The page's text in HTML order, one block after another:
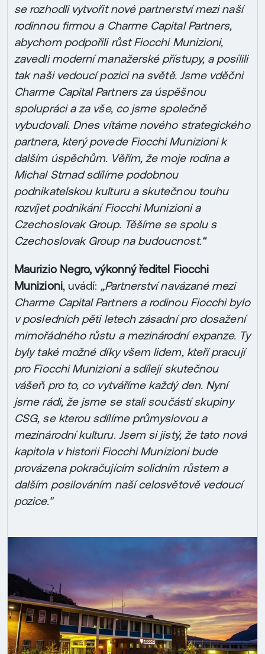
se rozhodli vytvořit nové partnerství mezi naší
rodinnou firmou a Charme Capital Partners,
abychom podpořili růst Fiocchi Munizioni,
zavedli moderní manažerské přístupy, a posílili
tak naši vedoucí pozici na světě. Jsme vděčni
Charme Capital Partners za úspěšnou
spolupráci a za vše, co jsme společně
vybudovali. Dnes vítáme nového strategického
partnera, který povede Fiocchi Munizioni k
dalším úspěchům. Věřím, že moje rodina a
Michal Strnad sdílíme podobnou
podnikatelskou kulturu a skutečnou touhu
rozvíjet podnikání Fiocchi Munizioni a
Czechoslovak Group. Těšíme se spolu s
Czechoslovak Group na budoucnost.“
Maurizio Negro, výkonný ředitel Fiocchi
Munizioni, uvádí: „Partnerství navázané mezi
Charme Capital Partners a rodinou Fiocchi bylo
v posledních pěti letech zásadní pro dosažení
mimořádného růstu a mezinárodní expanze. Ty
byly také možné díky všem lidem, kteří pracují
pro Fiocchi Munizioni a sdílejí skutečnou
vášeň pro to, co vytváříme každý den. Nyní
jsme rádi, že jsme se stali součástí skupiny
CSG, se kterou sdílíme průmyslovou a
mezinárodní kulturu. Jsem si jistý, že tato nová
kapitola v historii Fiocchi Munizioni bude
provázena pokračujícím solidním růstem a
dalším posilováním naší celosvětově vedoucí
pozice."